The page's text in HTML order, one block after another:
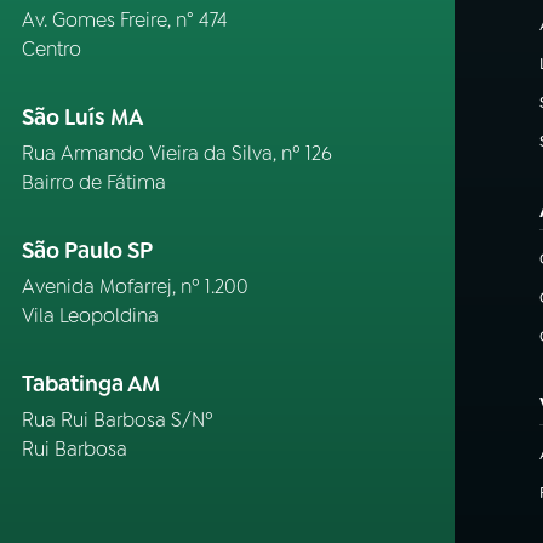
Av. Gomes Freire, n° 474
Centro
São Luís MA
Rua Armando Vieira da Silva, nº 126
Bairro de Fátima
São Paulo SP
Avenida Mofarrej, nº 1.200
Vila Leopoldina
Tabatinga AM
Rua Rui Barbosa S/Nº
Rui Barbosa